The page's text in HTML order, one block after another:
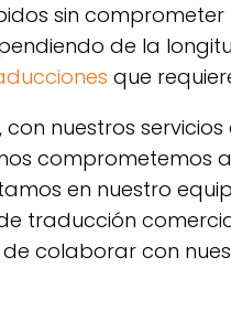
sin
de la
que
con nuestros
comprometemos
en nuestro
traducción
de colaborar con